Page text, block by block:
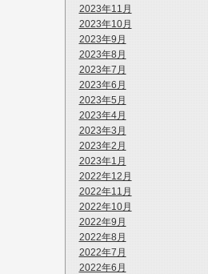
2023年11月
2023年10月
2023年9月
2023年8月
2023年7月
2023年6月
2023年5月
2023年4月
2023年3月
2023年2月
2023年1月
2022年12月
2022年11月
2022年10月
2022年9月
2022年8月
2022年7月
2022年6月